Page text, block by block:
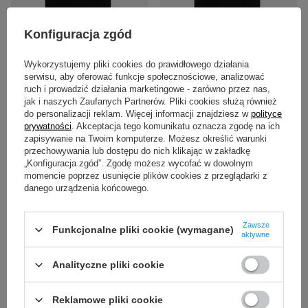
70,99 zł szt.
ROZMIAR: S M L
XL
XXL
70,99 zł / szt.
ROZMIAR: S M L
XL
XXL
Konfiguracja zgód
Wykorzystujemy pliki cookies do prawidłowego działania
serwisu, aby oferować funkcje społecznościowe, analizować
ruch i prowadzić działania marketingowe - zarówno przez nas,
jak i naszych Zaufanych Partnerów. Pliki cookies służą również
do personalizacji reklam. Więcej informacji znajdziesz w polityce
prywatności . Akceptacja tego komunikatu oznacza zgodę na ich
zapisywanie na Twoim komputerze. Możesz określić warunki
przechowywania lub dostępu do nich klikając w zakładkę
„Konfiguracja zgód”. Zgodę możesz wycofać w dowolnym
momencie poprzez usunięcie plików cookies z przeglądarki z
danego urządzenia końcowego.
Funkcjonalne pliki cookie (wymagane)
Zawsze
aktywne
Analityczne pliki cookie
Reklamowe pliki cookie